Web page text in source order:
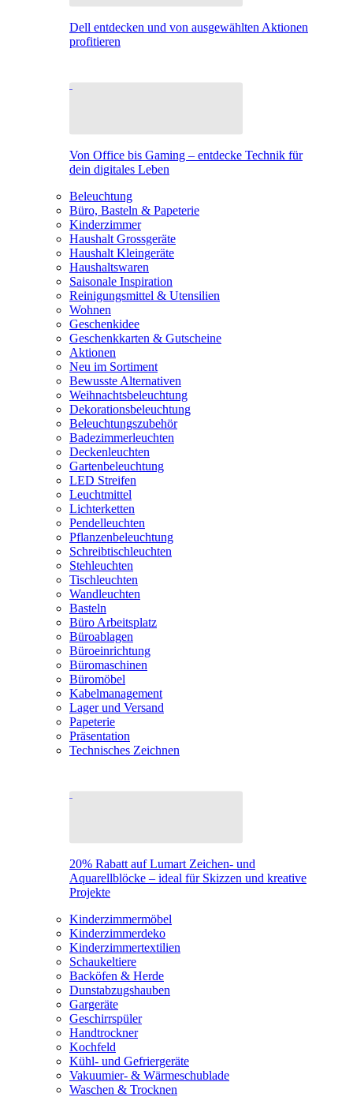
Dell entdecken und von ausgewählten Aktionen
profitieren
Von Office bis Gaming – entdecke Technik für
dein digitales Leben
Beleuchtung
Büro, Basteln & Papeterie
Kinderzimmer
Haushalt Grossgeräte
Haushalt Kleingeräte
Haushaltswaren
Saisonale Inspiration
Reinigungsmittel & Utensilien
Wohnen
Geschenkidee
Geschenkkarten & Gutscheine
Aktionen
Neu im Sortiment
Bewusste Alternativen
Weihnachtsbeleuchtung
Dekorationsbeleuchtung
Beleuchtungszubehör
Badezimmerleuchten
Deckenleuchten
Gartenbeleuchtung
LED Streifen
Leuchtmittel
Lichterketten
Pendelleuchten
Pflanzenbeleuchtung
Schreibtischleuchten
Stehleuchten
Tischleuchten
Wandleuchten
Basteln
Büro Arbeitsplatz
Büroablagen
Büroeinrichtung
Büromaschinen
Büromöbel
Kabelmanagement
Lager und Versand
Papeterie
Präsentation
Technisches Zeichnen
20% Rabatt auf Lumart Zeichen- und
Aquarellblöcke – ideal für Skizzen und kreative
Projekte
Kinderzimmermöbel
Kinderzimmerdeko
Kinderzimmertextilien
Schaukeltiere
Backöfen & Herde
Dunstabzugshauben
Gargeräte
Geschirrspüler
Handtrockner
Kochfeld
Kühl- und Gefriergeräte
Vakuumier- & Wärmeschublade
Waschen & Trocknen